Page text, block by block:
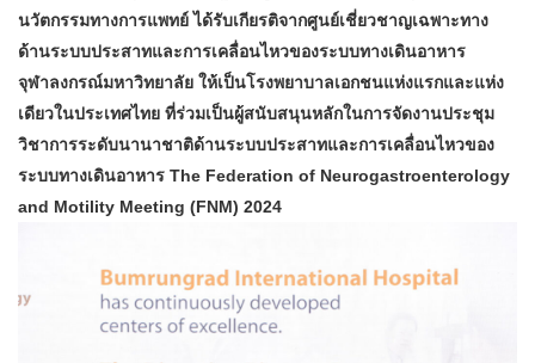
นวัตกรรมทางการแพทย์ ได้รับเกียรติจากศูนย์เชี่ยวชาญเฉพาะทาง
ด้านระบบประสาทและการเคลื่อนไหวของระบบทางเดินอาหาร
จุฬาลงกรณ์มหาวิทยาลัย ให้เป็นโรงพยาบาลเอกชนแห่งแรกและแห่ง
เดียวในประเทศไทย ที่ร่วมเป็นผู้สนับสนุนหลักในการจัดงานประชุม
วิชาการระดับนานาชาติด้านระบบประสาทและการเคลื่อนไหวของ
ระบบทางเดินอาหาร The Federation of Neurogastroenterology
and Motility Meeting (FNM) 2024